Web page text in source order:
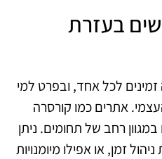
בעזרת
לכל אחד, ובפרט למי
אתרים כמו קורסרה
במגוון רחב של תחומים. ניתן
זמן, או אפילו מיומנויות